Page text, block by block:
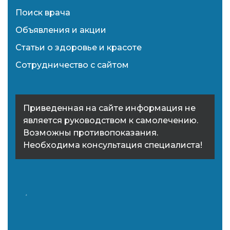
Поиск врача
Объявления и акции
Статьи о здоровье и красоте
Сотрудничество с сайтом
Приведенная на сайте информация не
является руководством к самолечению.
Возможны противопоказания.
Необходима консультация специалиста!